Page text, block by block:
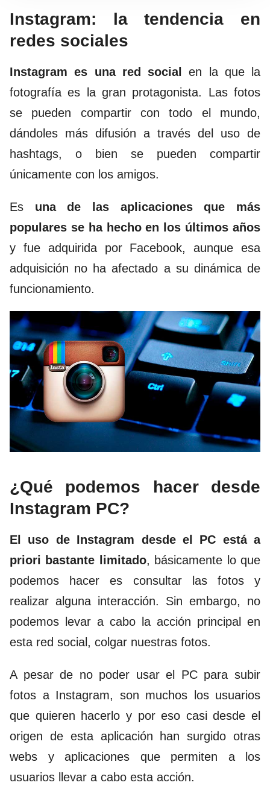
Instagram: la tendencia en
redes sociales
Instagram es una red social
en la que la
fotografía es la gran protagonista. Las fotos
se pueden compartir con todo el mundo,
dándoles más difusión a través del uso de
hashtags, o bien se pueden compartir
únicamente con los amigos.
Es una de las aplicaciones que más
populares se ha hecho en los últimos años
y fue adquirida por Facebook, aunque esa
adquisición no ha afectado a su dinámica de
funcionamiento.
¿Qué podemos hacer desde
Instagram PC?
El uso de Instagram desde el PC está a
priori bastante limitado, básicamente lo que
podemos hacer es consultar las fotos y
realizar alguna interacción. Sin embargo, no
podemos levar a cabo la acción principal en
esta red social, colgar nuestras fotos.
A pesar de no poder usar el PC para subir
fotos a Instagram, son muchos los usuarios
que quieren hacerlo y por eso casi desde el
origen de esta aplicación han surgido otras
webs y aplicaciones que permiten a los
usuarios llevar a cabo esta acción.